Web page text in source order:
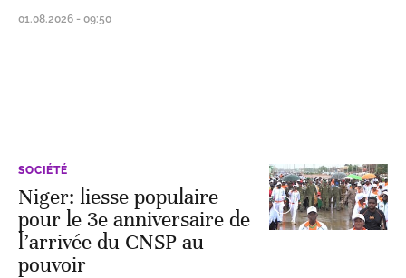
01.08.2026 - 09:50
SOCIÉTÉ
Niger: liesse populaire
pour le 3e anniversaire de
l’arrivée du CNSP au
pouvoir